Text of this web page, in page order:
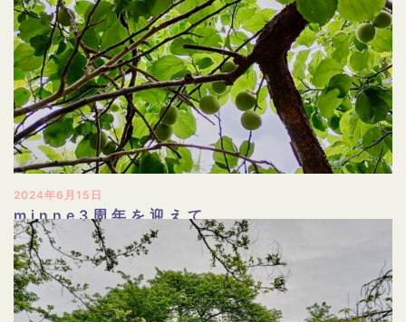
2024年6月15日
minne3周年を迎えて